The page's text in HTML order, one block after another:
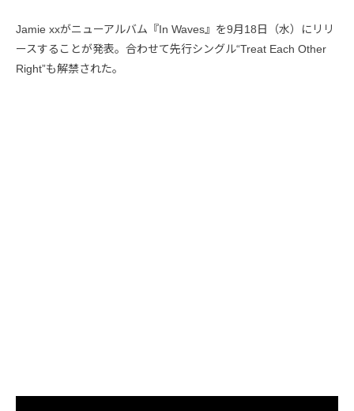
Jamie xxがニューアルバム『In Waves』を9月18日（水）にリリ
ースすることが発表。合わせて先行シングル“Treat Each Other
Right”も解禁された。